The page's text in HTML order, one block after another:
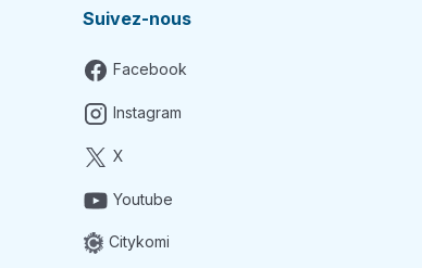
Suivez-nous
Facebook
Instagram
X
Youtube
Citykomi